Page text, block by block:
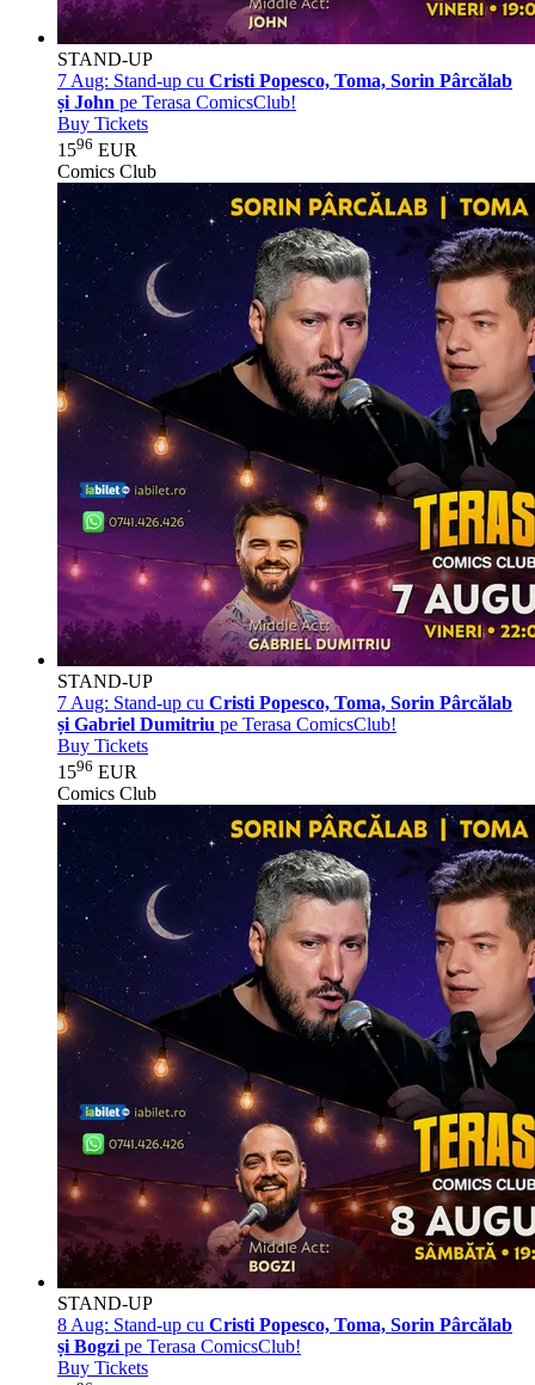
STAND-UP
7 Aug: Stand-up cu Cristi Popesco, Toma, Sorin Pârcălab
și John pe Terasa ComicsClub!
Buy Tickets
1596 EUR
Comics Club
STAND-UP
7 Aug: Stand-up cu Cristi Popesco, Toma, Sorin Pârcălab
și Gabriel Dumitriu pe Terasa ComicsClub!
Buy Tickets
1596 EUR
Comics Club
STAND-UP
8 Aug: Stand-up cu Cristi Popesco, Toma, Sorin Pârcălab
și Bogzi pe Terasa ComicsClub!
Buy Tickets